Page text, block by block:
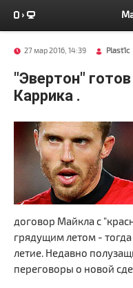
27 мар 2016, 14:39 Plast1c
"Эвертон"
Каррика .
договор Майкла с
грядущим летом -
летие. Недавно
переговоры о новой